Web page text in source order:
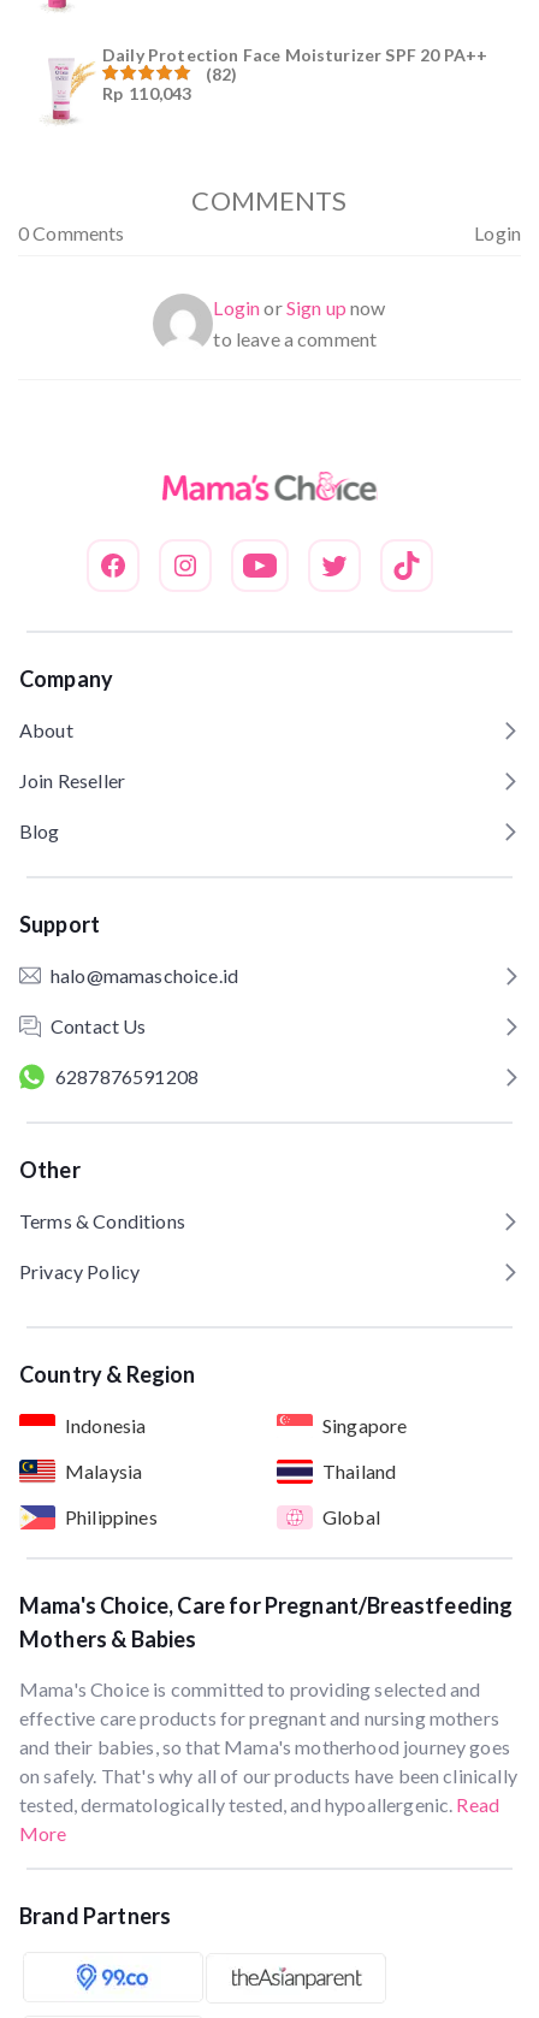
Daily Protection Face Moisturizer SPF 20 PA++
Dinilai
(82)
Rp 110,043
COMMENTS
0 Comments Login
LoginorSign up now
to leave a comment
Company
About
Join Reseller
Blog
Support
halo@mamaschoice.id
Contact Us
6287876591208
Other
Terms & Conditions
Privacy Policy
Country & Region
Indonesia
Singapore
Malaysia
Thailand
Philippines
Global
Mama's Choice, Care for Pregnant/Breastfeeding
Mothers & Babies
Mama's Choice is committed to providing selected and
effective care products for pregnant and nursing mothers
and their babies, so that Mama's motherhood journey goes
on safely. That's why all of our products have been clinically
tested, dermatologically tested, and hypoallergenic. Read
More
Brand Partners